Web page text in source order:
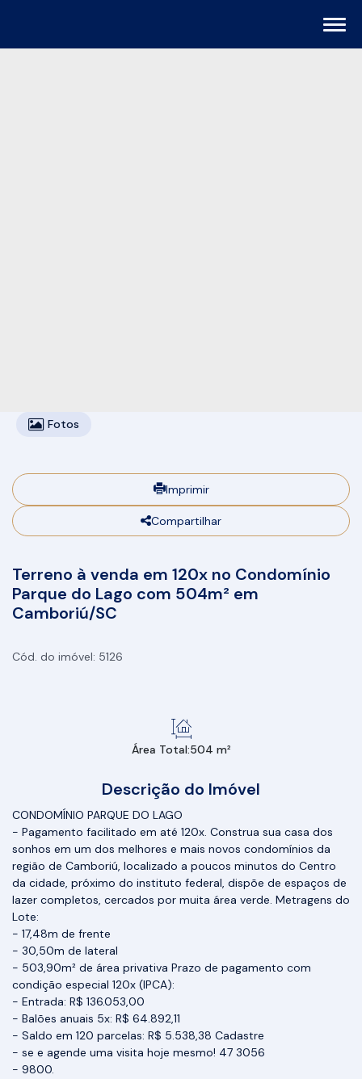
Fotos
Imprimir
Compartilhar
Terreno à venda em 120x no Condomínio
Parque do Lago com 504m² em
Camboriú/SC
5126
Área Total:504 m²
Descrição do Imóvel
CONDOMÍNIO PARQUE DO LAGO
- Pagamento facilitado em até 120x. Construa sua casa dos
sonhos em um dos melhores e mais novos condomínios da
região de Camboriú, localizado a poucos minutos do Centro
da cidade, próximo do instituto federal, dispõe de espaços de
lazer completos, cercados por muita área verde. Metragens do
Lote:
- 17,48m de frente
- 30,50m de lateral
- 503,90m² de área privativa Prazo de pagamento com
condição especial 120x (IPCA):
- Entrada: R$ 136.053,00
- Balões anuais 5x: R$ 64.892,11
- Saldo em 120 parcelas: R$ 5.538,38 Cadastre
- se e agende uma visita hoje mesmo! 47 3056
- 9800.